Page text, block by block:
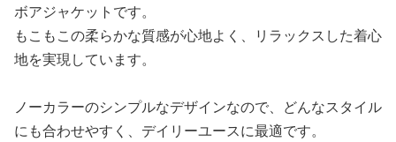
ボアジャケットです。
もこもこの柔らかな質感が心地よく、リラックスした着心
地を実現しています。
ノーカラーのシンプルなデザインなので、どんなスタイル
にも合わせやすく、デイリーユースに最適です。